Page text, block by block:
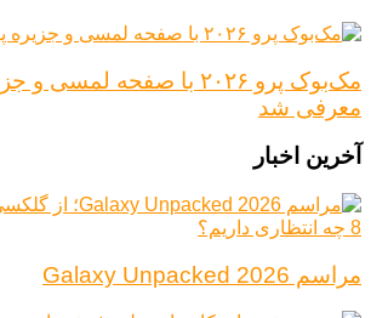
مک‌بوک پرو ۲۰۲۶ با صفحه
معرفی شد
آخرین اخبار
مراسم Galaxy Unpacked 2026